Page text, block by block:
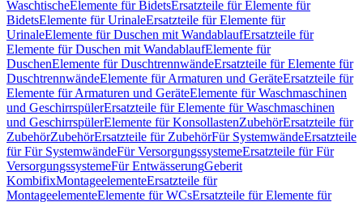
WaschtischeElemente für BidetsErsatzteile für Elemente für
BidetsElemente für UrinaleErsatzteile für Elemente für
UrinaleElemente für Duschen mit WandablaufErsatzteile für
Elemente für Duschen mit WandablaufElemente für
DuschenElemente für DuschtrennwändeErsatzteile für Elemente für
DuschtrennwändeElemente für Armaturen und GeräteErsatzteile für
Elemente für Armaturen und GeräteElemente für Waschmaschinen
und GeschirrspülerErsatzteile für Elemente für Waschmaschinen
und GeschirrspülerElemente für KonsollastenZubehörErsatzteile für
ZubehörZubehörErsatzteile für ZubehörFür SystemwändeErsatzteile
für Für SystemwändeFür VersorgungssystemeErsatzteile für Für
VersorgungssystemeFür EntwässerungGeberit
KombifixMontageelementeErsatzteile für
MontageelementeElemente für WCsErsatzteile für Elemente für